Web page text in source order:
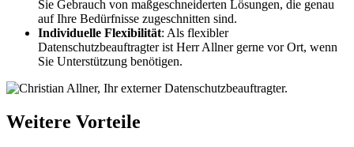
Sie Gebrauch von maßgeschneiderten Lösungen, die genau
auf Ihre Bedürfnisse zugeschnitten sind.
Individuelle Flexibilität: Als flexibler
Datenschutzbeauftragter ist Herr Allner gerne vor Ort, wenn
Sie Unterstützung benötigen.
Weitere Vorteile